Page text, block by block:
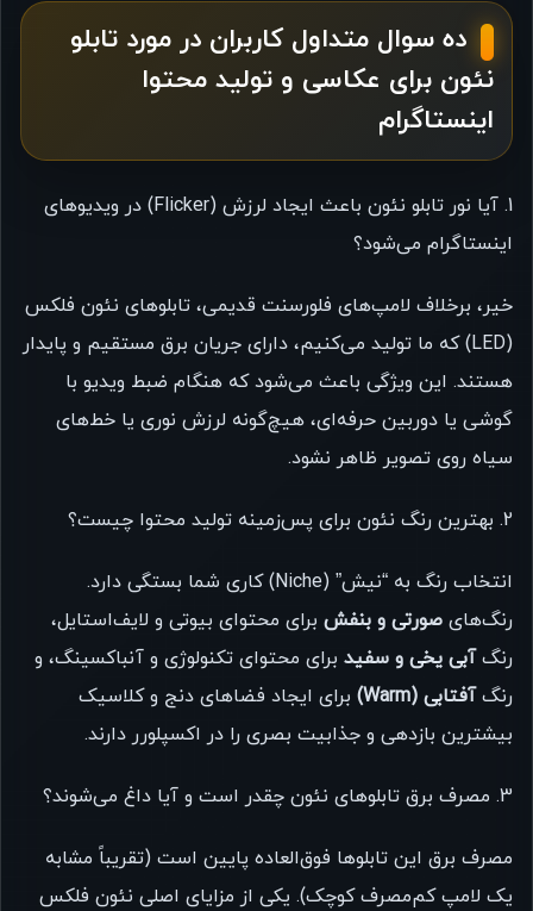
ده سوال متداول کاربران در مورد تابلو
نئون برای عکاسی و تولید محتوا
اینستاگرام
1. آیا نور تابلو نئون باعث ایجاد لرزش (Flicker) در ویدیوهای
اینستاگرام می‌شود؟
خیر، برخلاف لامپ‌های فلورسنت قدیمی، تابلوهای نئون فلکس
(LED) که ما تولید می‌کنیم، دارای جریان برق مستقیم و پایدار
هستند. این ویژگی باعث می‌شود که هنگام ضبط ویدیو با
گوشی یا دوربین حرفه‌ای، هیچ‌گونه لرزش نوری یا خط‌های
سیاه روی تصویر ظاهر نشود.
2. بهترین رنگ نئون برای پس‌زمینه تولید محتوا چیست؟
انتخاب رنگ به “نیش” (Niche) کاری شما بستگی دارد.
رنگ‌های صورتی و بنفش برای محتوای بیوتی و لایف‌استایل،
رنگآبی یخی و سفید برای محتوای تکنولوژی و آنباکسینگ، و
رنگآفتابی (Warm)
برای ایجاد فضاهای دنج و کلاسیک
بیشترین بازدهی و جذابیت بصری را در اکسپلورر دارند.
3. مصرف برق تابلوهای نئون چقدر است و آیا داغ می‌شوند؟
مصرف برق این تابلوها فوق‌العاده پایین است (تقریباً مشابه
یک لامپ کم‌مصرف کوچک). یکی از مزایای اصلی نئون فلکس